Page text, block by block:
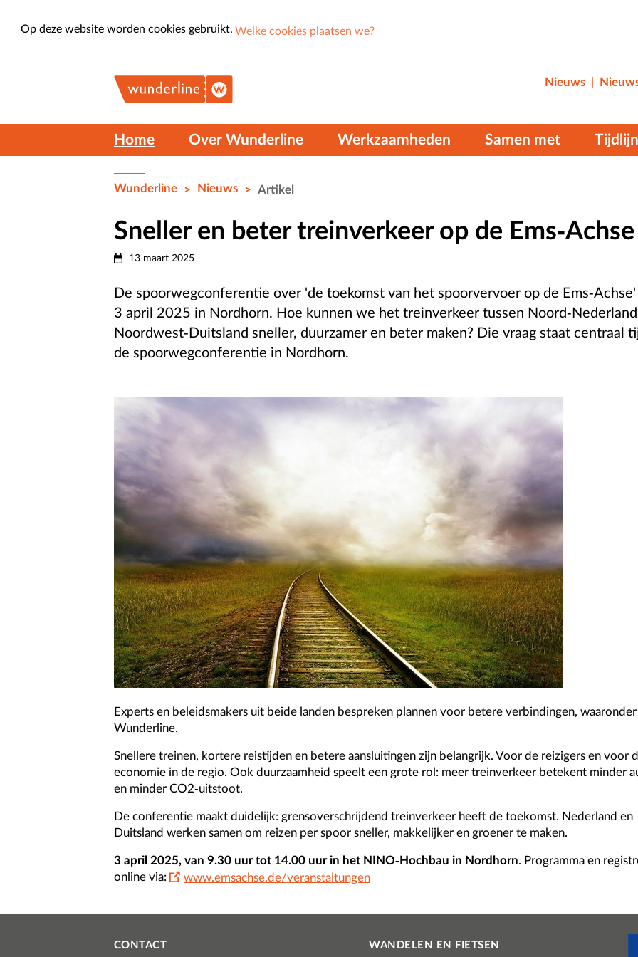
Op deze website worden cookies gebruikt. Welke cookies plaatsen we?
Nieuws
Home Over Wunderline Werkzaamheden Samen met Tijdlijn
Wunderline > Nieuws > Artikel
Sneller en beter treinverkeer op de Ems-Achse
13 maart 2025
De spoorwegconferentie over 'de toekomst van het spoorvervoer op de Ems-
3 april 2025 in Nordhorn. Hoe kunnen we het treinverkeer tussen Noord-
Noordwest-Duitsland sneller, duurzamer en beter maken? Die vraag staat centraal
de spoorwegconferentie in Nordhorn.
Experts en beleidsmakers uit beide landen bespreken plannen voor betere verbindingen,
Wunderline.
Snellere treinen, kortere reistijden en betere aansluitingen zijn belangrijk. Voor de reizigers en voor
economie in de regio. Ook duurzaamheid speelt een grote rol: meer treinverkeer betekent minder
en minder CO2-uitstoot.
De conferentie maakt duidelijk: grensoverschrijdend treinverkeer heeft de toekomst. Nederland en
Duitsland werken samen om reizen per spoor sneller, makkelijker en groener te maken.
3 april 2025, van 9.30 uur tot 14.00 uur in het NINO-Hochbau in Nordhorn. Programma en
online via:
www.emsachse.de/veranstaltungen
CONTACT WANDELEN EN FIETSEN